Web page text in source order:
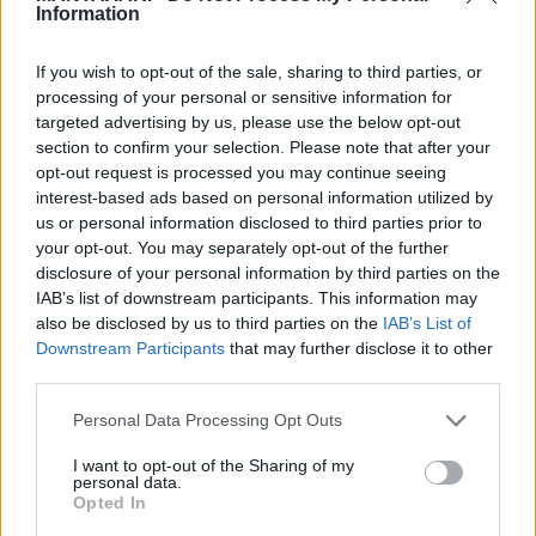
Information
If you wish to opt-out of the sale, sharing to third parties, or
processing of your personal or sensitive information for
targeted advertising by us, please use the below opt-out
section to confirm your selection. Please note that after your
opt-out request is processed you may continue seeing
interest-based ads based on personal information utilized by
us or personal information disclosed to third parties prior to
your opt-out. You may separately opt-out of the further
disclosure of your personal information by third parties on the
IAB’s list of downstream participants. This information may
also be disclosed by us to third parties on the IAB’s List of
Downstream Participants that may further disclose it to other
Personal Data Processing Opt Outs
I want to opt-out of the Sharing of my
personal data.
Opted In
δεύτερο στην ομάδα. Όταν βρεθήκαμε
στη σημείο βρήκαμε τον ιερέα να
κάνει μαλάξεις στον 50χρονο κι
αναλάβαμε εμείς, κάτι που κάναμε
για πάρα πολύ ώρα γιατί δεν είχε
σφυγμό.
Αμέσως ήρθε ο γιατρός Μιχάλης
χωριό αλλά και μια κοπέλα. Κάναμε
κάρπα για πάρα πολύ ώρα ενώ
σχετικά γρήγορα ήρθε το ασθενοφόρο